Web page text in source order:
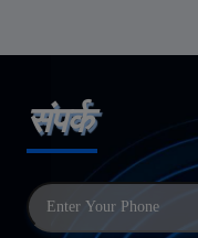
संपर्क